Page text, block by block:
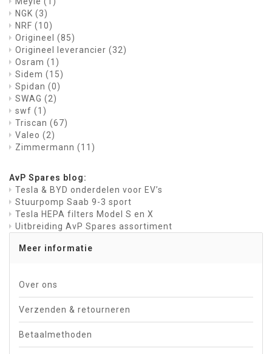
NGK (3)
NRF (10)
Origineel (85)
Origineel leverancier (32)
Osram (1)
Sidem (15)
Spidan (0)
SWAG (2)
swf (1)
Triscan (67)
Valeo (2)
Zimmermann (11)
AvP Spares blog:
Tesla & BYD onderdelen voor EV’s
Stuurpomp Saab 9-3 sport
Tesla HEPA filters Model S en X
Uitbreiding AvP Spares assortiment
Meer informatie
Over ons
Verzenden & retourneren
Betaalmethoden